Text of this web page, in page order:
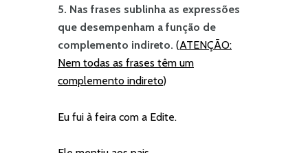
5. Nas frases sublinha as expressões
que desempenham a função de
complemento indireto. (ATENÇÃO:
Nem todas as frases têm um
complemento indireto)
Eu fui à feira com a Edite.